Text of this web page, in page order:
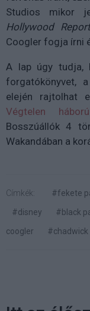
Studios mikor
Hollywood
Coogler fogja írni
A lap úgy tudja,
forgatókönyvet,
elején rajtolhat
Végtelen háború
Bosszúállók 4
Wakandában a
Címkék: #fekete
#disney
#black
coogler
#chadwick